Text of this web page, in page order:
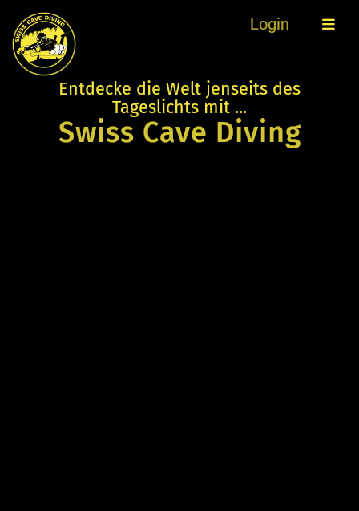
Login
Entdecke die Welt jenseits des
Tageslichts mit ...
Swiss Cave Diving